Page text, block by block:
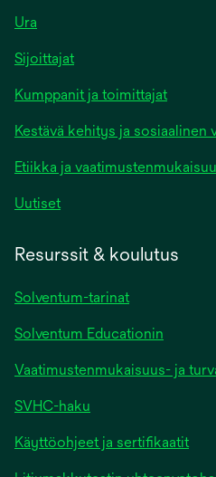
Ura
Sijoittajat
Kumppanit ja toimittajat
Kestävä kehitys ja sosiaalinen
Etiikka ja
Uutiset
Resurssit & koulutus
Solventum-tarinat
Solventum Educationin
Vaatimustenmukaisuus- ja
SVHC-haku
Käyttöohjeet ja sertifikaatit